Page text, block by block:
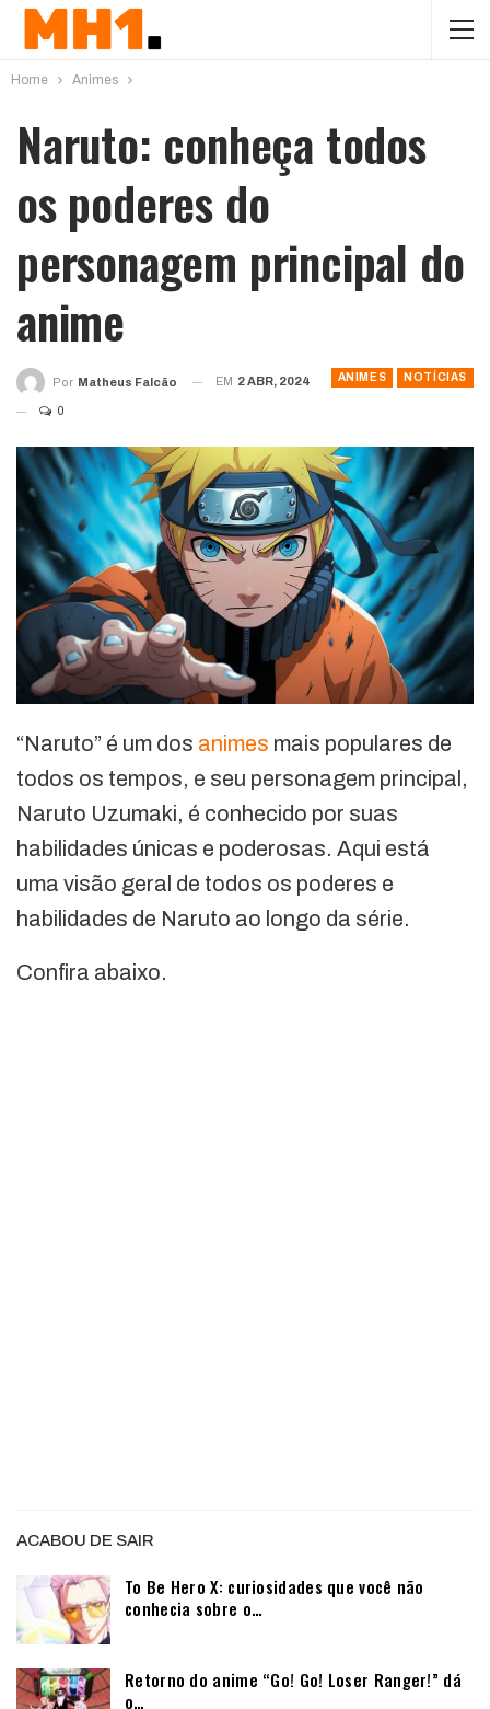
Home Animes
Naruto: conheça todos
os poderes do
personagem principal do
anime
ANIMES NOTÍCIAS
Por Matheus Falcão EM 2 ABR, 2024
0
“Naruto” é um dos animes mais populares de
todos os tempos, e seu personagem principal,
Naruto Uzumaki, é conhecido por suas
habilidades únicas e poderosas. Aqui está
uma visão geral de todos os poderes e
habilidades de Naruto ao longo da série.
Confira abaixo.
ACABOU DE SAIR
To Be Hero X: curiosidades que você não
conhecia sobre o…
Retorno do anime “Go! Go! Loser Ranger!” dá
o…